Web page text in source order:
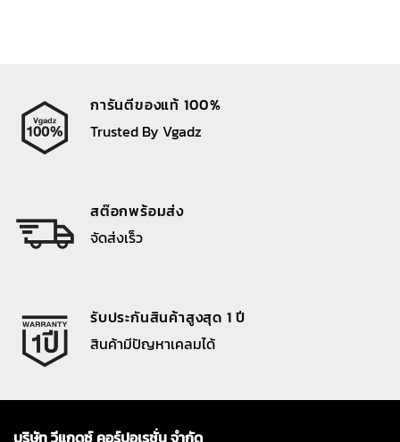
การันตีของแท้ 100%
Trusted By Vgadz
สต๊อกพร้อมส่ง
จัดส่งเร็ว
รับประกันสินค้าสูงสุด 1 ปี
สินค้ามีปัญหาเคลมได้